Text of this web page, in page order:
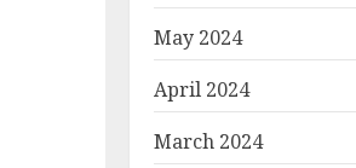
May 2024
April 2024
March 2024